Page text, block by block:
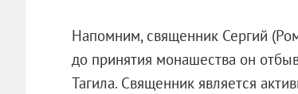
Напомним, священник Сергий
до принятия монашества он
Тагила. Священник является